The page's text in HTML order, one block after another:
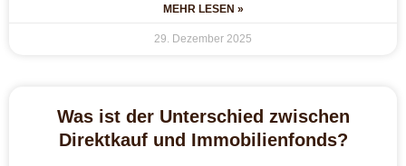
MEHR LESEN »
29. Dezember 2025
Was ist der Unterschied zwischen
Direktkauf und Immobilienfonds?